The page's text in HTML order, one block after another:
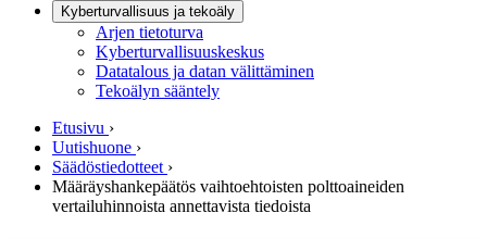
Kyberturvallisuus ja tekoäly
Arjen tietoturva
Kyberturvallisuuskeskus
Datatalous ja datan välittäminen
Tekoälyn sääntely
Etusivu ›
Uutishuone ›
Säädöstiedotteet ›
Määräyshankepäätös vaihtoehtoisten polttoaineiden
vertailuhinnoista annettavista tiedoista